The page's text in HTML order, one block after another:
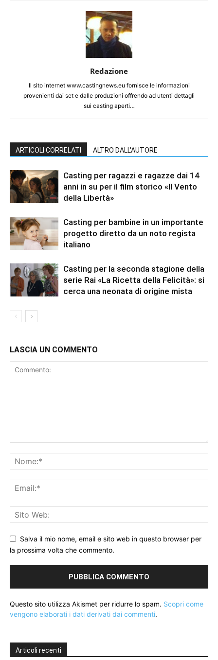
Redazione
Il sito internet www.castingnews.eu fornisce le informazioni
provenienti dai set e dalle produzioni offrendo ad utenti dettagli
sui casting aperti…
ARTICOLI CORRELATI ALTRO DALL'AUTORE
Casting per ragazzi e ragazze dai 14
anni in su per il film storico «Il Vento
della Libertà»
Casting per bambine in un importante
progetto diretto da un noto regista
italiano
Casting per la seconda stagione della
serie Rai «La Ricetta della Felicità»: si
cerca una neonata di origine mista
LASCIA UN COMMENTO
Salva il mio nome, email e sito web in questo browser per
la prossima volta che commento.
Questo sito utilizza Akismet per ridurre lo spam. Scopri come
vengono elaborati i dati derivati dai commenti.
Articoli recenti